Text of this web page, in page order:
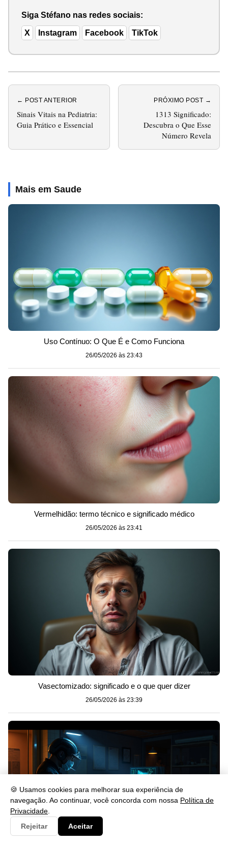
🍪 Usamos cookies para melhorar sua experiência de
navegação. Ao continuar, você concorda com nossa Política de
Privacidade
Rejeitar
Aceitar
Siga Stéfano nas redes sociais:
X Instagram Facebook TikTok
← POST ANTERIOR
Sinais Vitais na Pediatria:
Guia Prático e Essencial
PRÓXIMO POST →
1313 Significado:
Descubra o Que Esse
Número Revela
Mais em Saude
Uso Contínuo: O Que É e Como Funciona
26/05/2026 às 23:43
Vermelhidão: termo técnico e significado médico
26/05/2026 às 23:41
Vasectomizado: significado e o que quer dizer
26/05/2026 às 23:39